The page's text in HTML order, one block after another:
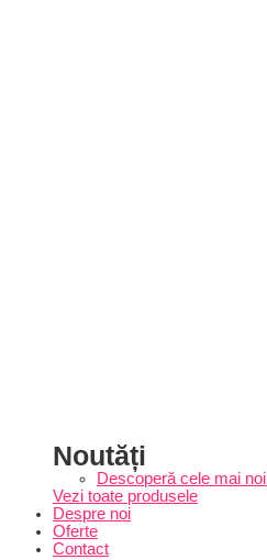
Noutăți
Descoperă cele mai
Vezi toate produsele
Despre noi
Oferte
Contact